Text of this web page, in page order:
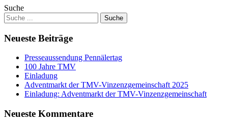
Suche
Neueste Beiträge
Presseaussendung Pennälertag
100 Jahre TMV
Einladung
Adventmarkt der TMV-Vinzenzgemeinschaft 2025
Einladung: Adventmarkt der TMV-Vinzenzgemeinschaft
Neueste Kommentare